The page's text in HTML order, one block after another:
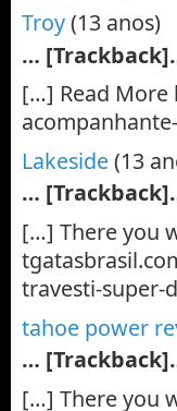
Troy(13 anos)
…
[…] Read More
Lakeside(13
…
[…] There you
travesti-
tahoe power
…
[…] There you